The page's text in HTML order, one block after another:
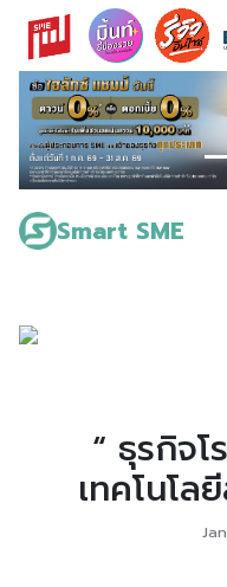
Skip
content
Smart SME
Search
for:
“ ธุรกิจ
เทคโนโล